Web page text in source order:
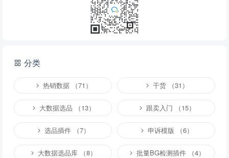
分类
热销数据 （71） 干货 （31）
大数据选品 （13） 跟卖入门 （15）
选品插件 （7） 申诉模版 （6）
大数据选品库 （8） 批量BG检测插件 （4）